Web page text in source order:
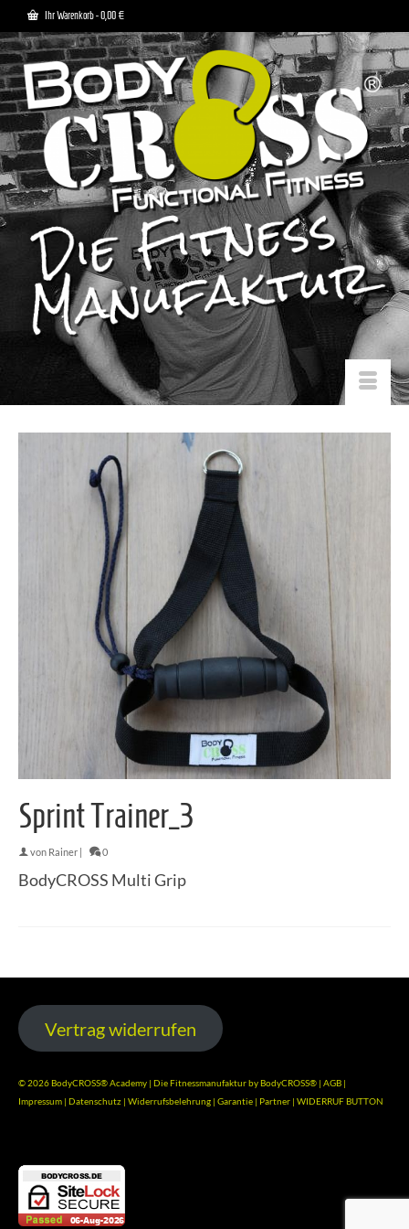
Ihr Warenkorb-0,00 €
Sprint Trainer_3
von Rainer 0
BodyCROSS Multi Grip
Vertrag widerrufen
© 2026 BodyCROSS® Academy | Die Fitnessmanufaktur by BodyCROSS® | AGB |
Impressum | Datenschutz | Widerrufsbelehrung | Garantie | Partner | WIDERRUF BUTTON